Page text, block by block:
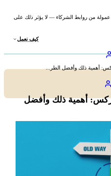
من روابط الشركاء — لا يؤثر ذلك على
كيف نعمل
أهمية ذلك وأفضل الطر...
أهمية ذلك وأفضل